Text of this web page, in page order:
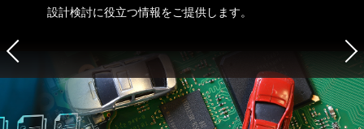
設計検討に役立つ情報をご提供します。